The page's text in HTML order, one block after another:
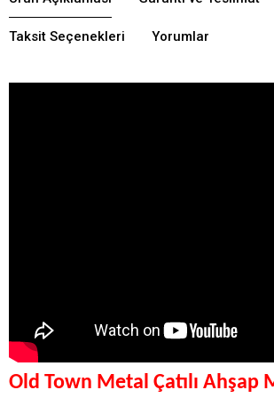
Taksit Seçenekleri Yorumlar
Old Town Metal Çatılı Ahşap